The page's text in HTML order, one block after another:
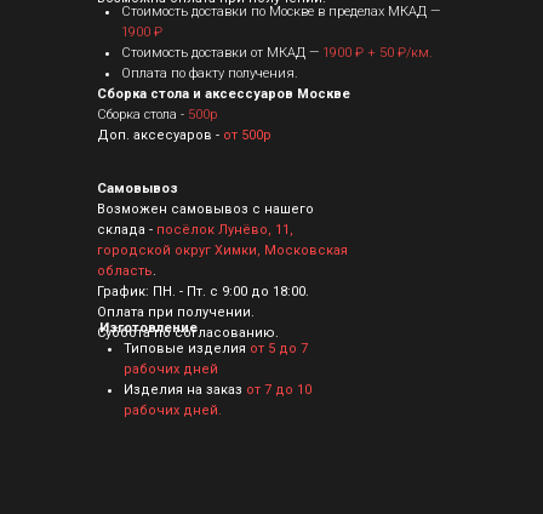
Стоимость доставки по Москве в пределах МКАД —
1900 ₽
Стоимость доставки от МКАД — 1900 ₽ + 50 ₽/км.
Оплата по факту получения.
Сборка стола и аксессуаров Москве
Сборка стола - 500р
Доп. аксесуаров - от 500р
Самовывоз
Возможен самовывоз с нашего
склада - посёлок Лунёво, 11,
городской округ Химки, Московская
область.
График: ПН. - Пт. с 9:00 до 18:00.
Оплата при получении.
Суббота по согласованию.
Изготовление
Типовые изделия от 5 до 7
рабочих дней
Изделия на заказ от 7 до 10
рабочих дней.